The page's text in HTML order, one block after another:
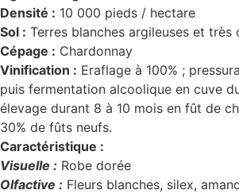
Densité : 10 000 pieds / hectare
Sol : Terres blanches argileuses et très
Cépage : Chardonnay
Vinification : Eraflage à 100% ;
puis fermentation alcoolique en cuve
élevage durant 8 à 10 mois en fût de
30% de fûts neufs.
Caractéristique :
Visuelle : Robe dorée
Olfactive : Fleurs blanches, silex,